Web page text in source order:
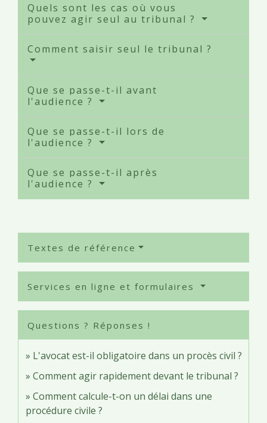
Quels sont les cas où vous
pouvez agir seul au tribunal ?
Comment saisir seul le tribunal ?
Que se passe-t-il avant
l'audience ?
Que se passe-t-il lors de
l'audience ?
Que se passe-t-il après
l'audience ?
Textes de référence
Services en ligne et formulaires
Questions ? Réponses !
L'avocat est-il obligatoire dans un procès civil ?
Comment agir rapidement devant le tribunal ?
Comment calcule-t-on un délai dans une
procédure civile ?